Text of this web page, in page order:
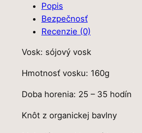
o
E
T
V
Popis
Bezpečnosť
Recenzie (0)
Vosk: sójový vosk
Hmotnosť vosku: 160g
Doba horenia: 25 – 35 hodín
Knôt z organickej bavlny